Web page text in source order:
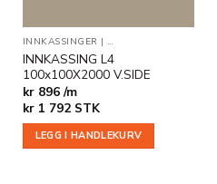
INNKASSINGER | INDIREKTE BELYSNING
INNKASSING L4
100x100X2000 V.SIDE
kr 896 /m
kr1 792 STK
LEGG I HANDLEKURV